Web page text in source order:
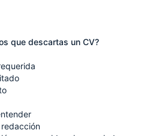
que descartas un CV?